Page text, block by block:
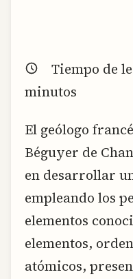
Tiempo de
minutos
El geólogo
Béguyer de
en desarrollar
empleando los
elementos
elementos,
atómicos,